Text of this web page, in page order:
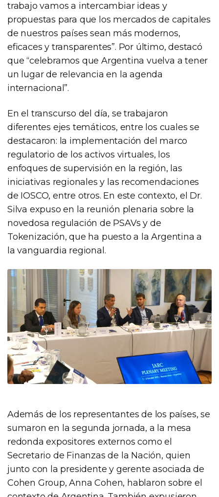
trabajo vamos a intercambiar ideas y
propuestas para que los mercados de capitales
de nuestros países sean más modernos,
eficaces y transparentes”. Por último, destacó
que “celebramos que Argentina vuelva a tener
un lugar de relevancia en la agenda
internacional”.
En el transcurso del día, se trabajaron
diferentes ejes temáticos, entre los cuales se
destacaron: la implementación del marco
regulatorio de los activos virtuales, los
enfoques de supervisión en la región, las
iniciativas regionales y las recomendaciones
de IOSCO, entre otros. En este contexto, el Dr.
Silva expuso en la reunión plenaria sobre la
novedosa regulación de PSAVs y de
Tokenización, que ha puesto a la Argentina a
la vanguardia regional.
Además de los representantes de los países, se
sumaron en la segunda jornada, a la mesa
redonda expositores externos como el
Secretario de Finanzas de la Nación, quien
junto con la presidente y gerente asociada de
Cohen Group, Anna Cohen, hablaron sobre el